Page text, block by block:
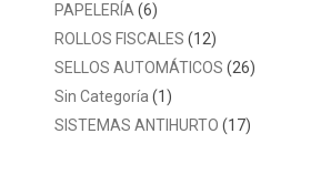
PAPELERÍA (6)
ROLLOS FISCALES (12)
SELLOS AUTOMÁTICOS (26)
Sin Categoría (1)
SISTEMAS ANTIHURTO (17)